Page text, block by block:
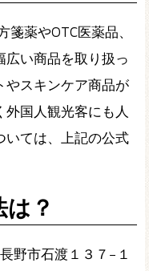
薬やOTC医薬品、
い商品を取り扱っ
やスキンケア商品が
国人観光客にも人
いては、上記の公式
？
野市石渡１３７−１